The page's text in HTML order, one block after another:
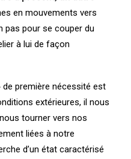
en mouvements vers
pas pour se couper du
à lui de façon
de première nécessité est
extérieures, il nous
tourner vers nos
liées à notre
d’un état caractérisé